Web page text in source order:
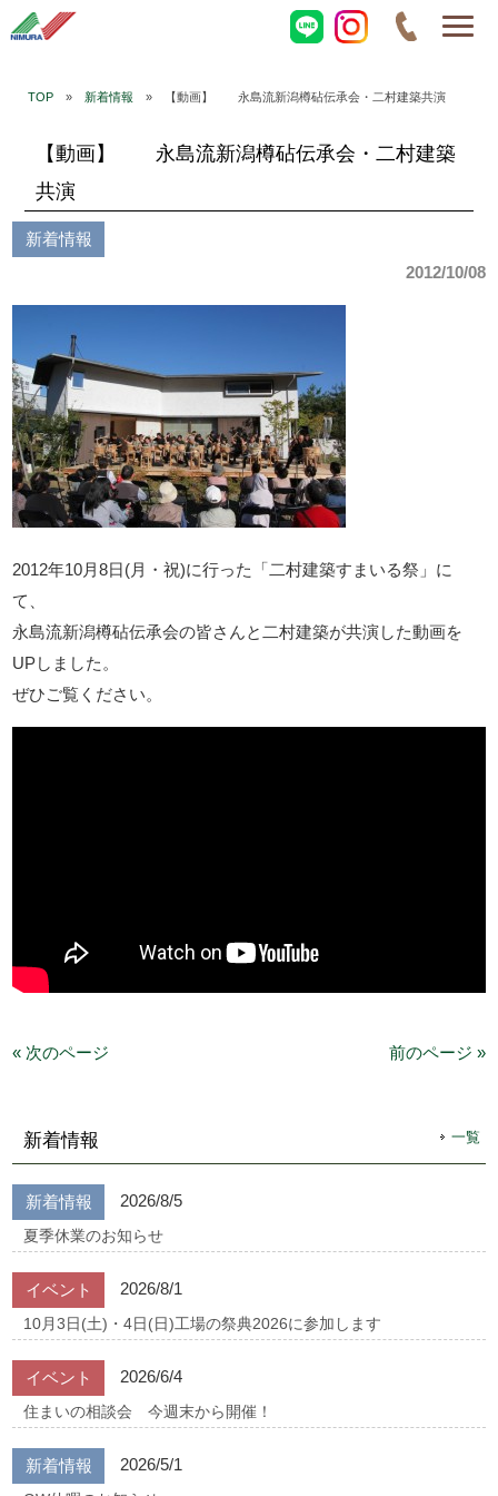
TOP» 新着情報 » 【動画】 永島流新潟樽砧伝承会・二村建築共演
【動画】 永島流新潟樽砧伝承会・二村建築
共演
新着情報
2012/10/08
2012年10月8日(月・祝)に行った「二村建築すまいる祭」に
て、
永島流新潟樽砧伝承会の皆さんと二村建築が共演した動画を
UPしました。
ぜひご覧ください。
« 次のページ 前のページ »
新着情報 一覧
新着情報 2026/8/5
夏季休業のお知らせ
イベント 2026/8/1
10月3日(土)・4日(日)工場の祭典2026に参加します
イベント 2026/6/4
住まいの相談会 今週末から開催！
新着情報 2026/5/1